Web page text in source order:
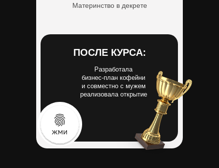
Материнство в декрете
ПОСЛЕ КУРСА:
Разработала
бизнес-план кофейни
и совместно с мужем
реализовала открытие